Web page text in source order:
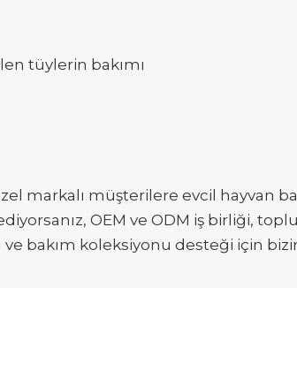
tüylerin bakımı
markalı müşterilere evcil hayvan
OEM ve ODM iş birliği,
ve bakım koleksiyonu desteği için